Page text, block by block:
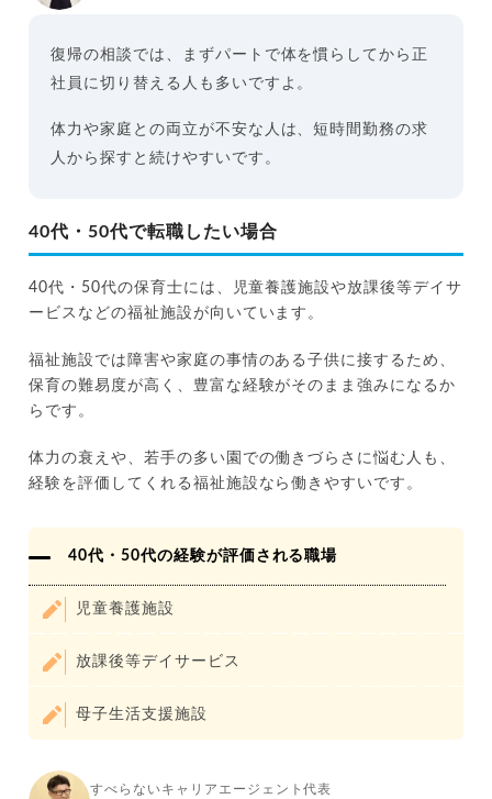
復帰の相談では、まずパートで体を慣らしてから正
社員に切り替える人も多いですよ。
体力や家庭との両立が不安な人は、短時間勤務の求
人から探すと続けやすいです。
40代・50代で転職したい場合
40代・50代の保育士には、児童養護施設や放課後等デイサ
ービスなどの福祉施設が向いています。
福祉施設では障害や家庭の事情のある子供に接するため、
保育の難易度が高く、豊富な経験がそのまま強みになるか
らです。
体力の衰えや、若手の多い園での働きづらさに悩む人も、
経験を評価してくれる福祉施設なら働きやすいです。
40代・50代の経験が評価される職場
児童養護施設
放課後等デイサービス
母子生活支援施設
すべらないキャリアエージェント代表